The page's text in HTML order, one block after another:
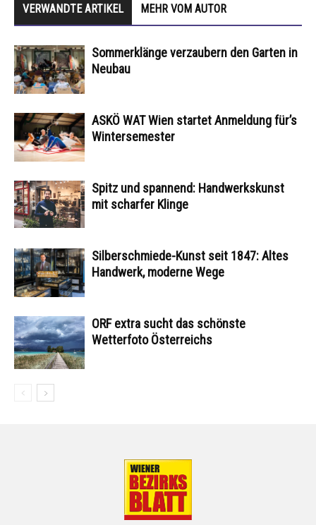
VERWANDTE ARTIKEL MEHR VOM AUTOR
Sommerklänge verzaubern den Garten in
Neubau
ASKÖ WAT Wien startet Anmeldung für’s
Wintersemester
Spitz und spannend: Handwerkskunst
mit scharfer Klinge
Silberschmiede-Kunst seit 1847: Altes
Handwerk, moderne Wege
ORF extra sucht das schönste
Wetterfoto Österreichs